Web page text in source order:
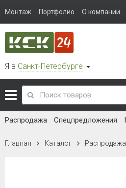
Монтаж Портфолио О компании
Я в Санкт-Петербурге
Распродажа Спецпредложения
Главная Каталог Распродажа